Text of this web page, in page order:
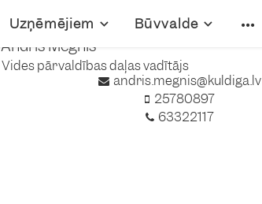
Uzņēmējiem Būvvalde
Andris Megnis
Vides pārvaldības daļas vadītājs
25780897
63322117
andris.megnis@kuldiga.lv